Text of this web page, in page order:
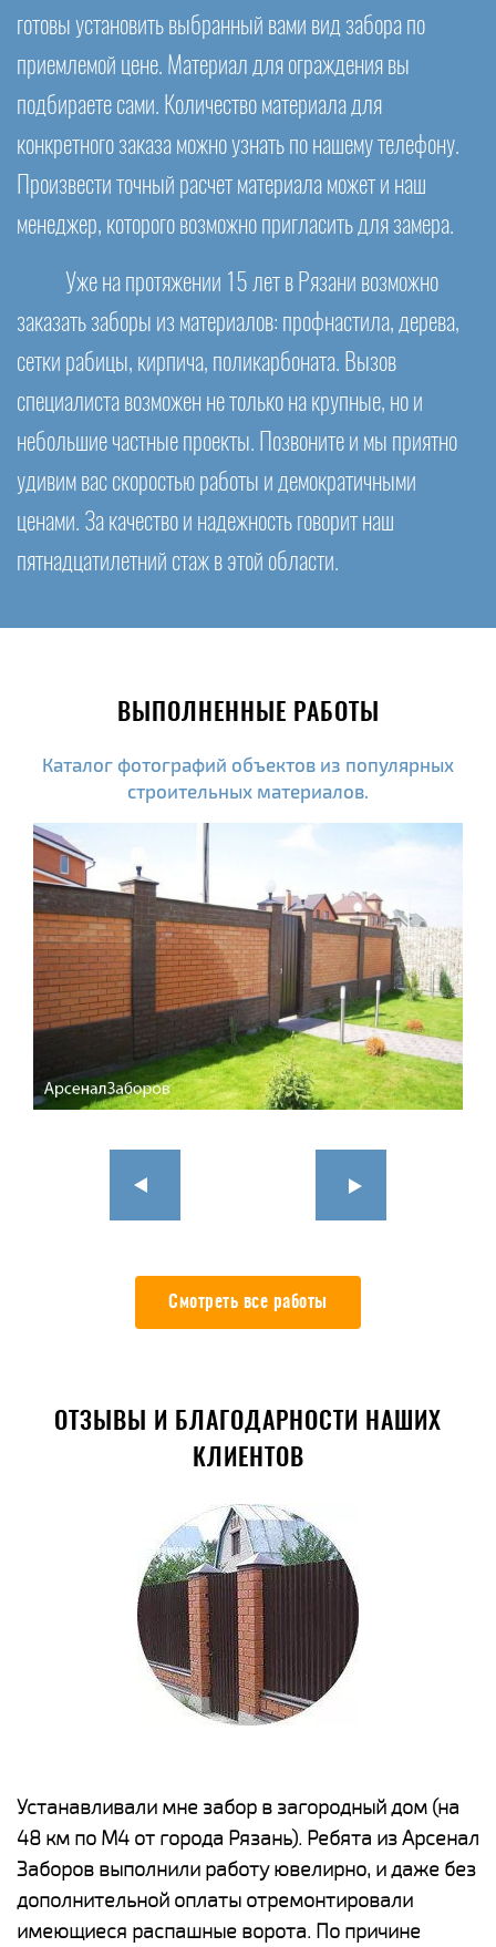
готовы установить выбранный вами вид забора по
приемлемой цене. Материал для ограждения вы
подбираете сами. Количество материала для
конкретного заказа можно узнать по нашему телефону.
Произвести точный расчет материала может и наш
менеджер, которого возможно пригласить для замера.
Уже на протяжении 15 лет в Рязани возможно
заказать заборы из материалов: профнастила, дерева,
сетки рабицы, кирпича, поликарбоната. Вызов
специалиста возможен не только на крупные, но и
небольшие частные проекты. Позвоните и мы приятно
удивим вас скоростью работы и демократичными
ценами. За качество и надежность говорит наш
пятнадцатилетний стаж в этой области.
ВЫПОЛНЕННЫЕ РАБОТЫ
Каталог фотографий объектов из популярных
строительных материалов.
Смотреть все работы
ОТЗЫВЫ И БЛАГОДАРНОСТИ НАШИХ
КЛИЕНТОВ
Устанавливали мне забор в загородный дом (на
48 км по М4 от города Рязань). Ребята из Арсенал
Заборов выполнили работу ювелирно, и даже без
дополнительной оплаты отремонтировали
имеющиеся распашные ворота. По причине